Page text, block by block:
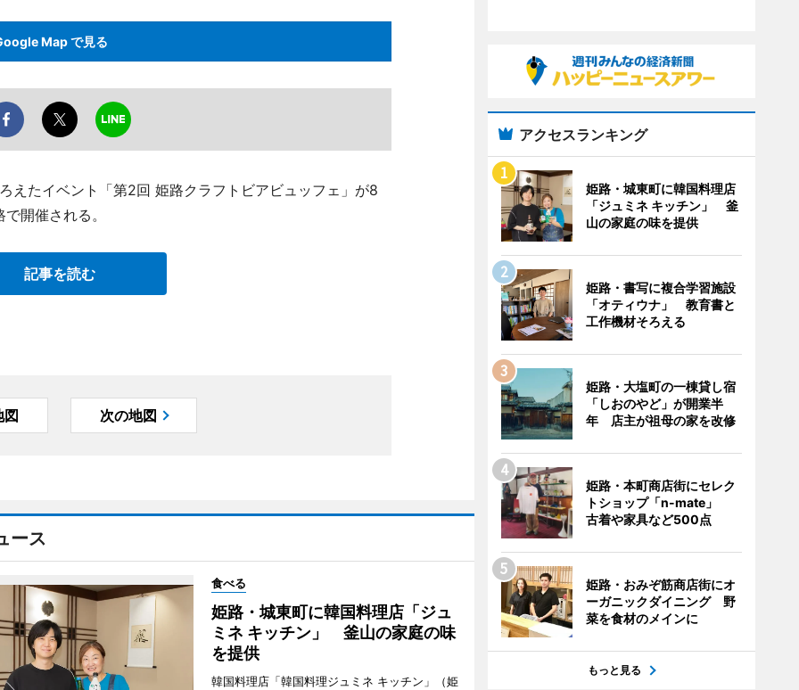
Map で見る
えたイベント「第2回 姫路クラフトビアビュッフェ」が8
開催される。
記事を読む
図 次の地図
ース
食べる
姫路・城東町に韓国料理店「ジュ
ミネ キッチン」 釜山の家庭の味
を提供
韓国料理店「韓国料理ジュミネ キッチン」（姫
アクセスランキング
姫路・城東町に韓国料理店
「ジュミネ キッチン」 釜
山の家庭の味を提供
姫路・書写に複合学習施設
「オティウナ」 教育書と
工作機材そろえる
姫路・大塩町の一棟貸し宿
「しおのやど」が開業半
年 店主が祖母の家を改修
姫路・本町商店街にセレク
トショップ「n-mate」
古着や家具など500点
姫路・おみぞ筋商店街にオ
ーガニックダイニング 野
菜を食材のメインに
もっと見る